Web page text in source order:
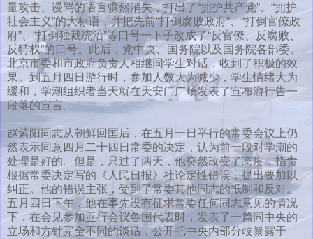
量攻击、谩骂的语言骤然消失，打出了“拥护共产党”、“拥护
社会主义”的大标语，并把先前“打倒腐败政府”、“打倒官僚政
府”、“打倒独裁统治”等口号一下子改成了“反官僚、反腐败、
反特权”的口号。此后，党中央、国务院以及国务院各部委、
北京市委和市政府负责人相继同学生对话，收到了积极的效
果。到五月四日游行时，参加人数大为减少，学生情绪大为
缓和，学潮组织者当天就在天安门广场发表了宣布游行告一
段落的宣言。
赵紫阳同志从朝鲜回国后，在五月一日举行的常委会议上仍
然表示同意四月二十四日常委的决定，认为前一段对学潮的
处理是好的。但是，只过了两天，他突然改变了态度，指责
根据常委决定写的《人民日报》社论定性错误，提出要加以
纠正。他的错误主张，受到了常委其他同志的抵制和反对。
五月四日下午，他在事先没有征求常委任何同志意见的情况
下，在会见参加亚行会议各国代表时，发表了一篇同中央的
立场和方针完全不同的谈话，公开把中央内部分歧暴露于